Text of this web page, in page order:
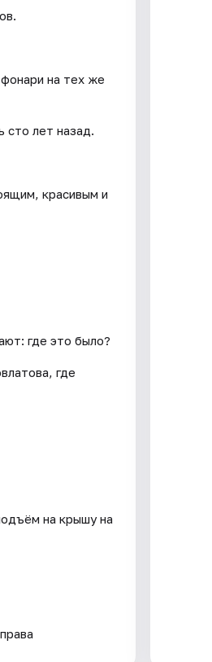
на тех же
сто лет назад.
красивым и
где это было?
где
на крышу на